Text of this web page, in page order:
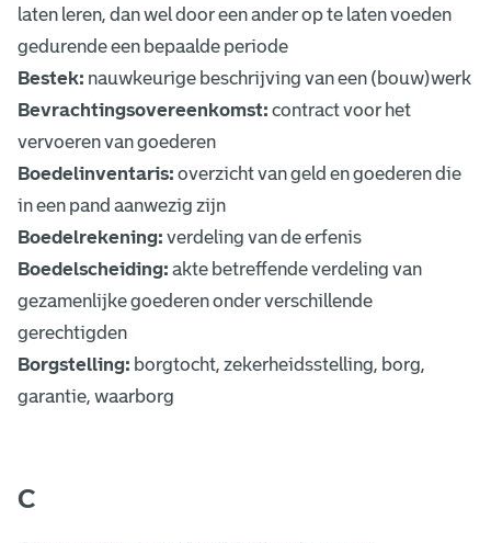
laten leren, dan wel door een ander op te laten voeden
gedurende een bepaalde periode
Bestek: nauwkeurige beschrijving van een (bouw)werk
Bevrachtingsovereenkomst: contract voor het
vervoeren van goederen
Boedelinventaris: overzicht van geld en goederen die
in een pand aanwezig zijn
Boedelrekening: verdeling van de erfenis
Boedelscheiding: akte betreffende verdeling van
gezamenlijke goederen onder verschillende
gerechtigden
Borgstelling: borgtocht, zekerheidsstelling, borg,
garantie, waarborg
C